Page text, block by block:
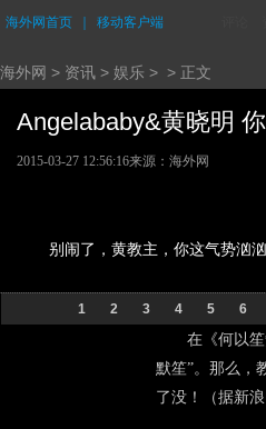
海外网首页 移动客户端
海外网 > 资讯 > 娱乐 > > 正文
Angelababy&黄晓明
2015-03-27 12:56:16来源：海外网
别闹了，黄教主，你这气势汹
1 2 3 4 5 6
在《何以
默笙”。那么，
了没！（据新浪